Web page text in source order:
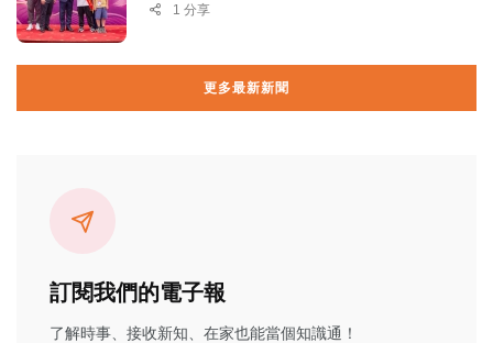
1 分享
更多最新新聞
訂閱我們的電子報
了解時事、接收新知、在家也能當個知識通！